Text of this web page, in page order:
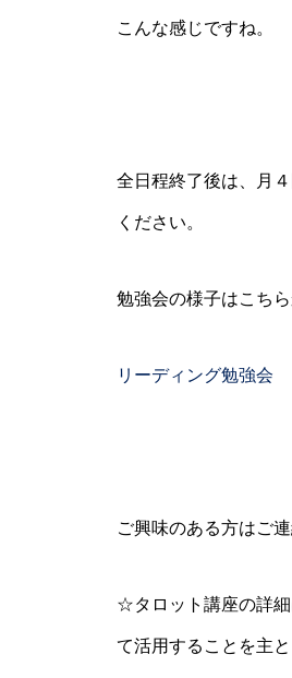
こんな感じですね。
全日程終了後は、月
ください。
勉強会の様子はこち
リーディング勉強会
ご興味のある方はご
☆タロット講座の詳
て活用することを主と